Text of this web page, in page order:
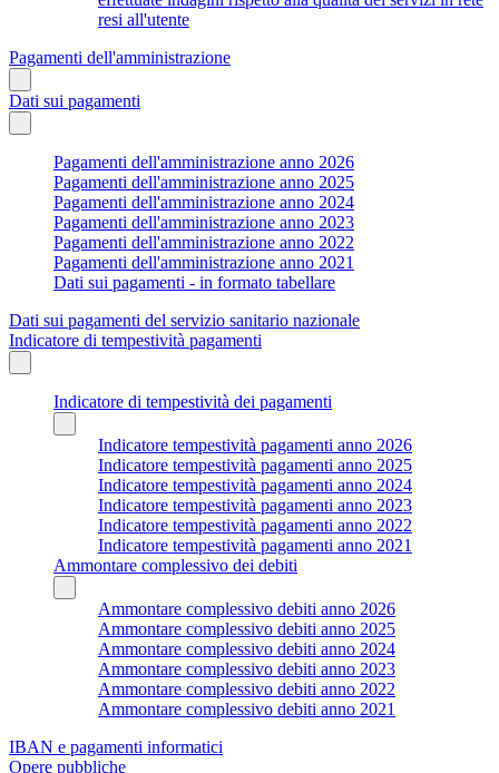
resi all'utente
Pagamenti dell'amministrazione
Dati sui pagamenti
Pagamenti dell'amministrazione anno 2026
Pagamenti dell'amministrazione anno 2025
Pagamenti dell'amministrazione anno 2024
Pagamenti dell'amministrazione anno 2023
Pagamenti dell'amministrazione anno 2022
Pagamenti dell'amministrazione anno 2021
Dati sui pagamenti - in formato tabellare
Dati sui pagamenti del servizio sanitario nazionale
Indicatore di tempestività pagamenti
Indicatore di tempestività dei pagamenti
Indicatore tempestività pagamenti anno 2026
Indicatore tempestività pagamenti anno 2025
Indicatore tempestività pagamenti anno 2024
Indicatore tempestività pagamenti anno 2023
Indicatore tempestività pagamenti anno 2022
Indicatore tempestività pagamenti anno 2021
Ammontare complessivo dei debiti
Ammontare complessivo debiti anno 2026
Ammontare complessivo debiti anno 2025
Ammontare complessivo debiti anno 2024
Ammontare complessivo debiti anno 2023
Ammontare complessivo debiti anno 2022
Ammontare complessivo debiti anno 2021
IBAN e pagamenti informatici
Opere pubbliche